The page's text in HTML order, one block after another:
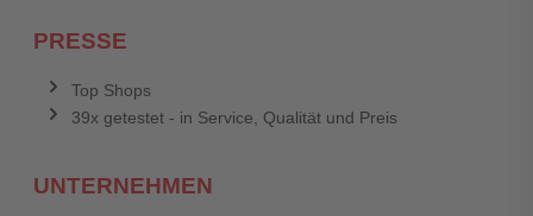
PRESSE
Top Shops
39x getestet - in Service, Qualität und Preis
UNTERNEHMEN